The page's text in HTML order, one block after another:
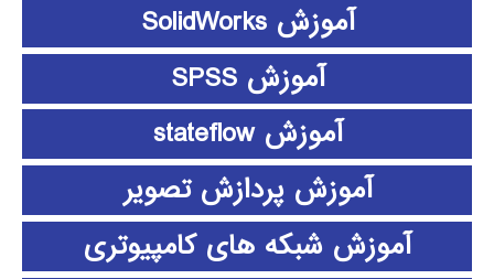
آموزش SolidWorks
آموزش SPSS
آموزش stateflow
آموزش پردازش تصویر
آموزش شبکه های کامپیوتری